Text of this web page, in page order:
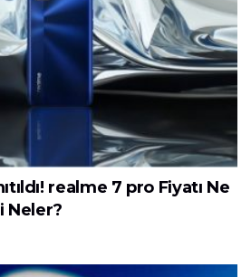
realme 7 pro Fiyatı Ne
Neler?